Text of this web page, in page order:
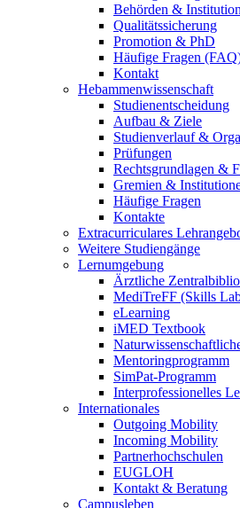
Behörden &
Qualitätssicherung
Promotion & PhD
Häufige Fragen
Kontakt
Hebammenwissenschaft
Studienentscheidung
Aufbau & Ziele
Studienverlauf &
Prüfungen
Rechtsgrundlagen &
Gremien &
Häufige Fragen
Kontakte
Extracurriculares
Weitere Studiengänge
Lernumgebung
Ärztliche
MediTreFF (Skills
eLearning
iMED Textbook
Mentoringprogramm
SimPat-Programm
Interprofessionelles
Internationales
Outgoing Mobility
Incoming Mobility
Partnerhochschulen
EUGLOH
Kontakt & Beratung
Campusleben